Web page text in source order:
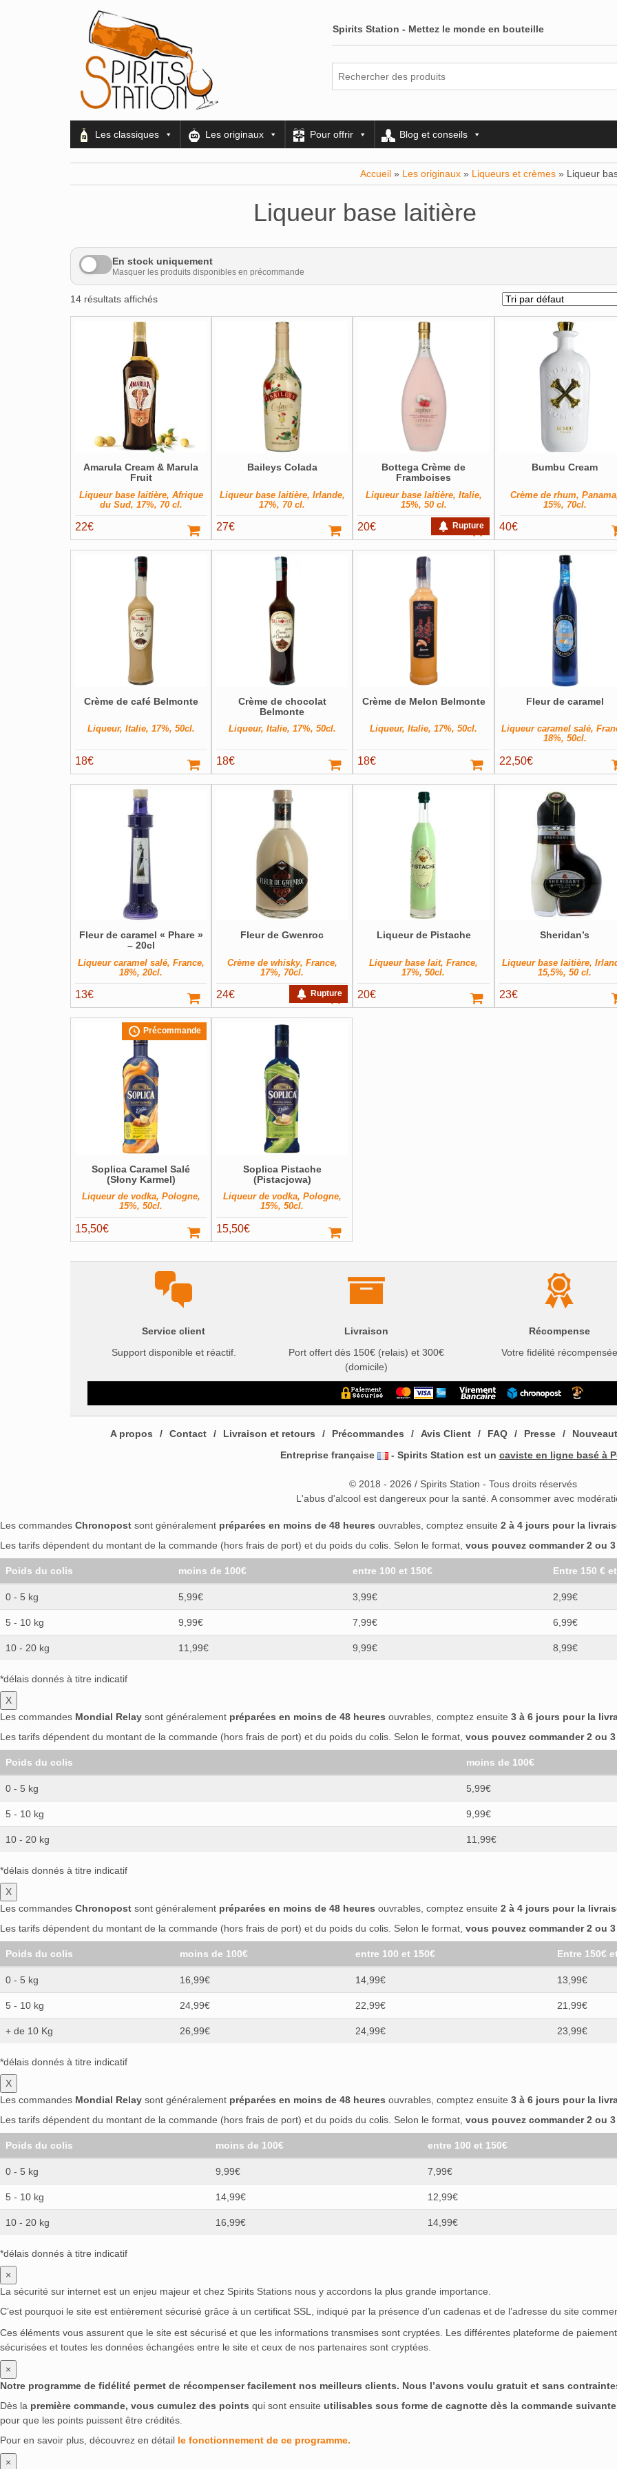
Spirits Station - Mettez le monde en bouteille
Les classiques Les originaux Pour offrir Blog et conseils
Accueil » Les originaux » Liqueurs et crèmes » Liqueur
Liqueur base laitière
En stock uniquement
Masquer les produits disponibles en précommande
14 résultats affichés
Amarula Cream & Marula
Fruit
Liqueur base laitière, Afrique
du Sud, 17%, 70 cl.
22€
Baileys Colada
Liqueur base laitière, Irlande,
17%, 70 cl.
27€ Rupture
Bottega Crème de
Framboises
Liqueur base laitière, Italie,
15%, 50 cl.
20€
Bumbu Cream
Crème de rhum,
15%, 70cl.
40€
Crème de café Belmonte
Liqueur, Italie, 17%, 50cl.
18€
Crème de chocolat
Belmonte
Liqueur, Italie, 17%, 50cl.
18€
Crème de Melon Belmonte
Liqueur, Italie, 17%, 50cl.
18€
Fleur de caramel
Liqueur caramel salé,
18%, 50cl.
22,50€
Fleur de caramel « Phare »
– 20cl
Liqueur caramel salé, France,
18%, 20cl.
13€ Rupture
Fleur de Gwenroc
Crème de whisky, France,
17%, 70cl.
24€
Liqueur de Pistache
Liqueur base lait, France,
17%, 50cl.
20€
Sheridan’s
Liqueur base laitière,
15,5%, 50 cl.
23€
Précommande
Soplica Caramel Salé
(Słony Karmel)
Liqueur de vodka, Pologne,
15%, 50cl.
15,50€
Soplica Pistache
(Pistacjowa)
Liqueur de vodka, Pologne,
15%, 50cl.
15,50€
Service client
Support disponible et réactif.
Livraison
Port offert dès 150€ (relais) et 300€
(domicile)
Récompense
Votre fidélité récompensée
A propos Contact Livraison et retours Précommandes Avis Client FAQ Presse
Entreprise française
- Spirits Station est un caviste en ligne basé à
© 2018 - 2026 / Spirits Station - Tous droits réservés
L'abus d'alcool est dangereux pour la santé. A consommer avec
Les commandes Chronopost sont généralement préparées en moins de 48 heures ouvrables, comptez ensuite 2 à 4 jours pour la
Les tarifs dépendent du montant de la commande (hors frais de port) et du poids du colis. Selon le format, vous pouvez commander 2 ou
Poids du colis moins de 100€ entre 100 et 150€ Entre 150 €
0 - 5 kg 5,99€ 3,99€ 2,99€
5 - 10 kg 9,99€ 7,99€ 6,99€
10 - 20 kg 11,99€ 9,99€ 8,99€
*délais donnés à titre indicatif
X
Les commandes Mondial Relay sont généralement préparées en moins de 48 heures ouvrables, comptez ensuite 3 à 6 jours pour la
Les tarifs dépendent du montant de la commande (hors frais de port) et du poids du colis. Selon le format, vous pouvez commander 2 ou
Poids du colis moins de 100€
0 - 5 kg 5,99€
5 - 10 kg 9,99€
10 - 20 kg 11,99€
*délais donnés à titre indicatif
X
Les commandes Chronopost sont généralement préparées en moins de 48 heures ouvrables, comptez ensuite 2 à 4 jours pour la
Les tarifs dépendent du montant de la commande (hors frais de port) et du poids du colis. Selon le format, vous pouvez commander 2 ou
Poids du colis moins de 100€ entre 100 et 150€ Entre 150€
0 - 5 kg 16,99€ 14,99€ 13,99€
5 - 10 kg 24,99€ 22,99€ 21,99€
+ de 10 Kg 26,99€ 24,99€ 23,99€
*délais donnés à titre indicatif
X
Les commandes Mondial Relay sont généralement préparées en moins de 48 heures ouvrables, comptez ensuite 3 à 6 jours pour la
Les tarifs dépendent du montant de la commande (hors frais de port) et du poids du colis. Selon le format, vous pouvez commander 2 ou
Poids du colis moins de 100€ entre 100 et 150€
0 - 5 kg 9,99€ 7,99€
5 - 10 kg 14,99€ 12,99€
10 - 20 kg 16,99€ 14,99€
*délais donnés à titre indicatif
×
La sécurité sur internet est un enjeu majeur et chez Spirits Stations nous y accordons la plus grande importance.
C’est pourquoi le site est entièrement sécurisé grâce à un certificat SSL, indiqué par la présence d’un cadenas et de l’adresse du site
Ces éléments vous assurent que le site est sécurisé et que les informations transmises sont cryptées. Les différentes plateforme de
sécurisées et toutes les données échangées entre le site et ceux de nos partenaires sont cryptées.
×
Notre programme de fidélité permet de récompenser facilement nos meilleurs clients. Nous l’avons voulu gratuit et sans
Dès la première commande, vous cumulez des points qui sont ensuite utilisables sous forme de cagnotte dès la commande suivante
pour que les points puissent être crédités.
Pour en savoir plus, découvrez en détail le fonctionnement de ce programme.
×